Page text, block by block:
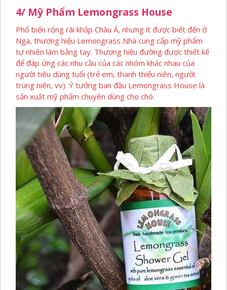
4/ Mỹ Phẩm Lemongrass House
Phổ biến rộng rãi khắp Châu Á, nhưng ít được biết đến ở
Nga, thương hiệu Lemongrass Nhà cung cấp mỹ phẩm
tự nhiên làm bằng tay. Thương hiệu đường được thiết kế
để đáp ứng các nhu cầu của các nhóm khác nhau của
người tiêu dùng tuổi (trẻ em, thanh thiếu niên, người
trung niên, vv). Ý tưởng ban đầu Lemongrass House là
sản xuất mỹ phẩm chuyên dùng cho chó.